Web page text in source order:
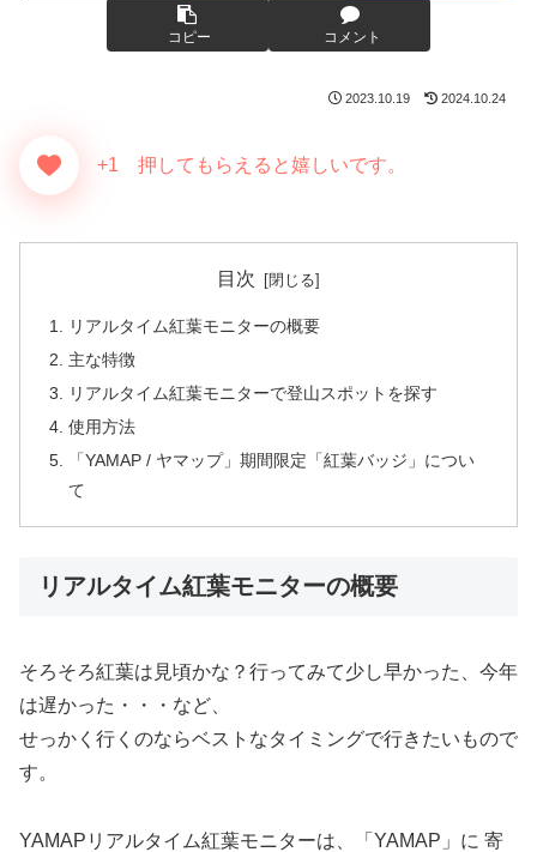
コピー コメント
2023.10.19 2024.10.24
+1 押してもらえると嬉しいです。
目次
リアルタイム紅葉モニターの概要
主な特徴
リアルタイム紅葉モニターで登山スポットを探す
使用方法
「YAMAP / ヤマップ」期間限定「紅葉バッジ」につい
て
リアルタイム紅葉モニターの概要
そろそろ紅葉は見頃かな？行ってみて少し早かった、今年
は遅かった・・・など、
せっかく行くのならベストなタイミングで行きたいもので
す。
YAMAPリアルタイム紅葉モニターは、「YAMAP」に 寄